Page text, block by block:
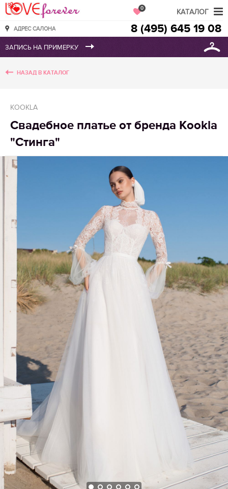
Love Forever
АДРЕС САЛОНА
0
8 (495) 645 19 08
НАЗАД В КАТАЛОГ
KOOKLA
Свадебное платье от бренда Kookla
"Стинга"
КАТАЛОГ